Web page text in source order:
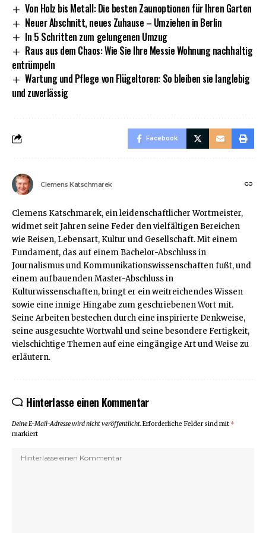
Von Holz bis Metall: Die besten Zaunoptionen für Ihren Garten
Neuer Abschnitt, neues Zuhause – Umziehen in Berlin
In 5 Schritten zum gelungenen Umzug
Raus aus dem Chaos: Wie Sie Ihre Messie Wohnung nachhaltig
entrümpeln
Wartung und Pflege von Flügeltoren: So bleiben sie langlebig
und zuverlässig
Facebook
Clemens Katschmarek
Clemens Katschmarek, ein leidenschaftlicher Wortmeister,
widmet seit Jahren seine Feder den vielfältigen Bereichen
wie Reisen, Lebensart, Kultur und Gesellschaft. Mit einem
Fundament, das auf einem Bachelor-Abschluss in
Journalismus und Kommunikationswissenschaften fußt, und
einem aufbauenden Master-Abschluss in
Kulturwissenschaften, bringt er ein weitreichendes Wissen
sowie eine innige Hingabe zum geschriebenen Wort mit.
Seine Arbeiten bestechen durch eine inspirierte Denkweise,
seine ausgesuchte Wortwahl und seine besondere Fertigkeit,
vielschichtige Themen auf eine eingängige Art und Weise zu
erläutern.
Hinterlasse einen Kommentar
Deine E-Mail-Adresse wird nicht veröffentlicht.Erforderliche Felder sind mit *
markiert